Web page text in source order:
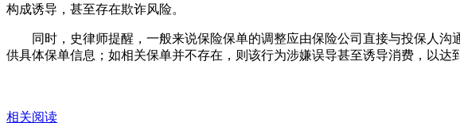
构成诱导，甚至存在欺诈风险。
同时，史律师提醒，一般来说保险保单的调整应由保险公司直接与投保人
供具体保单信息；如相关保单并不存在，则该行为涉嫌误导甚至诱导消费，以达
相关阅读